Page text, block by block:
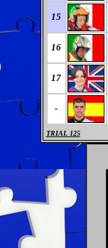
15
16
17
-
TRIAL 125